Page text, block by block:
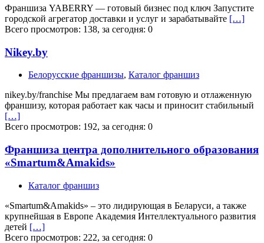
Франшиза YABERRY — готовый бизнес под ключ Запустите
городской агрегатор доставки и услуг и зарабатывайте […]
Всего просмотров: 138, за сегодня: 0
Nikey.by
Белорусские франшизы, Каталог франшиз
nikey.by/franchise Мы предлагаем вам готовую и отлаженную
франшизу, которая работает как часы и приносит стабильный
[…]
Всего просмотров: 192, за сегодня: 0
Франшиза центра дополнительного образования
«Smartum&Amakids»
Каталог франшиз
«Smartum&Amakids» – это лидирующая в Беларуси, а также
крупнейшая в Европе Академия Интеллектуального развития
детей […]
Всего просмотров: 222, за сегодня: 0